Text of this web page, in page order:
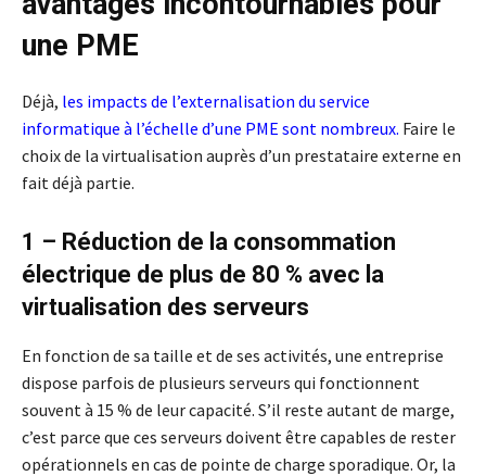
une PME
Déjà, les impacts de l’externalisation du service
informatique à l’échelle d’une PME sont nombreux. Faire le
choix de la virtualisation auprès d’un prestataire externe en
fait déjà partie.
1 – Réduction de la consommation
électrique de plus de 80 % avec la
virtualisation des serveurs
En fonction de sa taille et de ses activités, une entreprise
dispose parfois de plusieurs serveurs qui fonctionnent
souvent à 15 % de leur capacité. S’il reste autant de marge,
c’est parce que ces serveurs doivent être capables de rester
opérationnels en cas de pointe de charge sporadique. Or, la